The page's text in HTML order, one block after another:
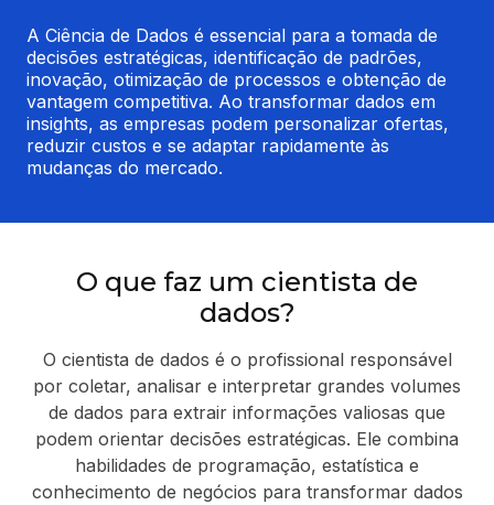
A Ciência de Dados é essencial para a tomada de
decisões estratégicas, identificação de padrões,
inovação, otimização de processos e obtenção de
vantagem competitiva. Ao transformar dados em
insights, as empresas podem personalizar ofertas,
reduzir custos e se adaptar rapidamente às
mudanças do mercado.
O que faz um cientista de
dados?
O cientista de dados é o profissional responsável
por coletar, analisar e interpretar grandes volumes
de dados para extrair informações valiosas que
podem orientar decisões estratégicas. Ele combina
habilidades de programação, estatística e
conhecimento de negócios para transformar dados